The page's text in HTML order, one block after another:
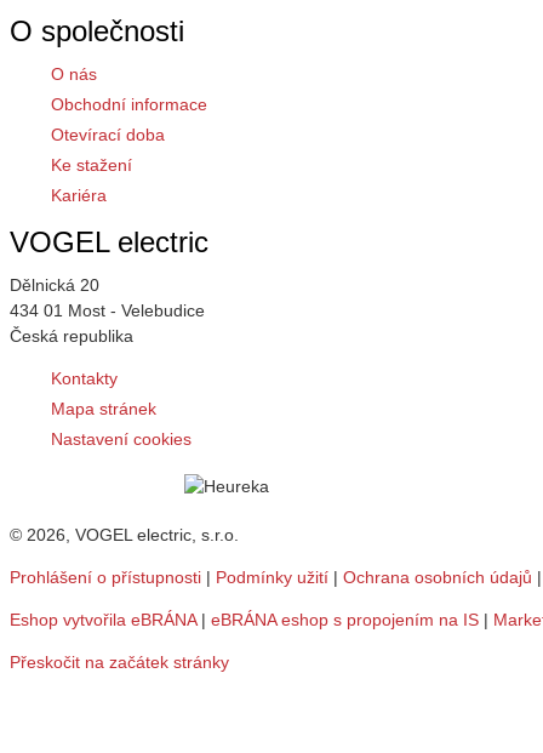
O společnosti
O nás
Obchodní informace
Otevírací doba
Ke stažení
Kariéra
VOGEL electric
Dělnická 20
434 01 Most - Velebudice
Česká republika
Kontakty
Mapa stránek
Nastavení cookies
© 2026, VOGEL electric, s.r.o.
Prohlášení o přístupnosti | Podmínky užití | Ochrana osobních údajů
Eshop vytvořila eBRÁNA| eBRÁNA eshop s propojením na IS |
Přeskočit na začátek stránky